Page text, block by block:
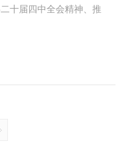
十届四中全会精神、推